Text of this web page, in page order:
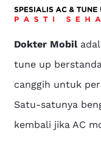
Dokter Mobil
tune up
canggih untuk
Satu-satunya
kembali jika AC